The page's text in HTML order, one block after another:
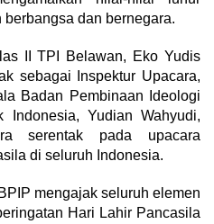
dan bernegara.
II TPI Belawan, Eko Yudis
sebagai Inspektur Upacara,
Badan Pembinaan Ideologi
Indonesia, Yudian Wahyudi,
serentak pada upacara
di seluruh Indonesia.
mengajak seluruh elemen
Hari Lahir Pancasila